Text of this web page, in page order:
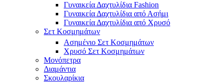
Γυναικεία Δαχτυλίδια Fashion
Γυναικεία Δαχτυλίδια από Ασήμι
Γυναικεία Δαχτυλίδια από Χρυσό
Σετ Κοσμημάτων
Ασημένιο Σετ Κοσμημάτων
Χρυσό Σετ Κοσμημάτων
Μονόπετρα
Διαμάντια
Σκουλαρίκια